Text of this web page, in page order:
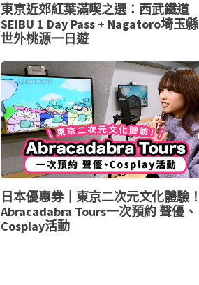
東京近郊紅葉滿喫之選：西武鐵道
SEIBU 1 Day Pass + Nagatoro埼玉縣
世外桃源一日遊
日本優惠券｜東京二次元文化體驗！
Abracadabra Tours一次預約 聲優、
Cosplay活動